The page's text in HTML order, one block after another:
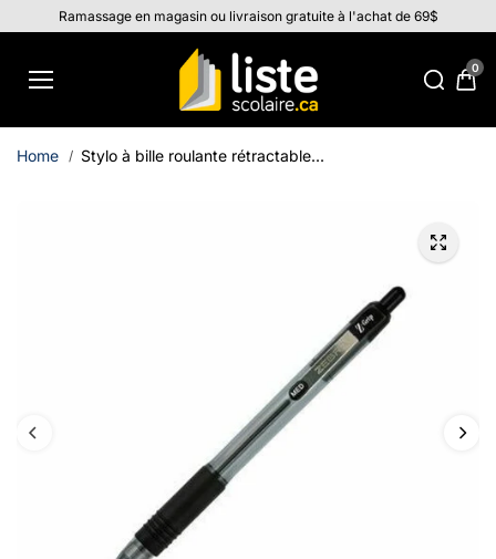
Aller au
contenu
Ramassage en magasin ou livraison gratuite à l'achat de 69$
0
Home Stylo à bille roulante rétractable...